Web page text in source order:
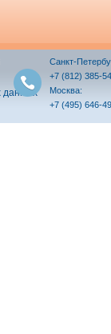
данных
Санкт-
+7 (812) 385-
Москва:
+7 (495) 646-